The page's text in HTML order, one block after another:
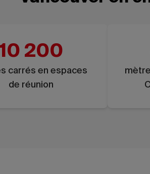
200
carrés en espaces
de réunion